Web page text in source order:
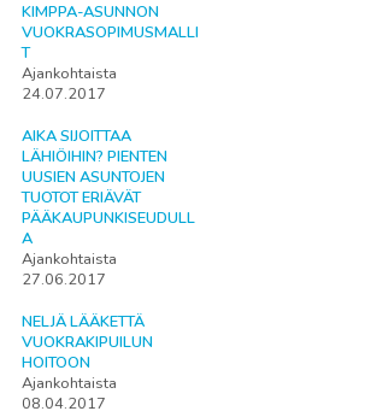
KIMPPA-ASUNNON
VUOKRASOPIMUSMALLI
T
Ajankohtaista
24.07.2017
AIKA SIJOITTAA
LÄHIÖIHIN? PIENTEN
UUSIEN ASUNTOJEN
TUOTOT ERIÄVÄT
PÄÄKAUPUNKISEUDULL
A
Ajankohtaista
27.06.2017
NELJÄ LÄÄKETTÄ
VUOKRAKIPUILUN
HOITOON
Ajankohtaista
08.04.2017